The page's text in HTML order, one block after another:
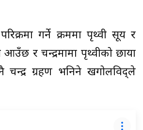
गर्ने क्रममा पृथ्वी सूर्य र
आउँछ र चन्द्रमामा पृथ्वीको छाया
चन्द्र ग्रहण भनिने खगोलविद्ले